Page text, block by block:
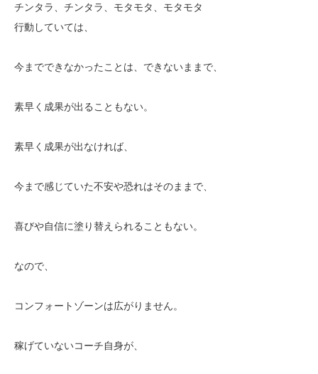
チンタラ、チンタラ、モタモタ、モタモタ
行動していては、
今までできなかったことは、できないままで、
素早く成果が出ることもない。
素早く成果が出なければ、
今まで感じていた不安や恐れはそのままで、
喜びや自信に塗り替えられることもない。
なので、
コンフォートゾーンは広がりません。
稼げていないコーチ自身が、